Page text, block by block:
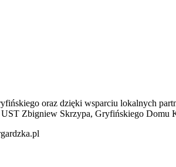
oraz dzięki wsparciu lokalnych
UST Zbigniew Skrzypa, Gryfińskiego Domu